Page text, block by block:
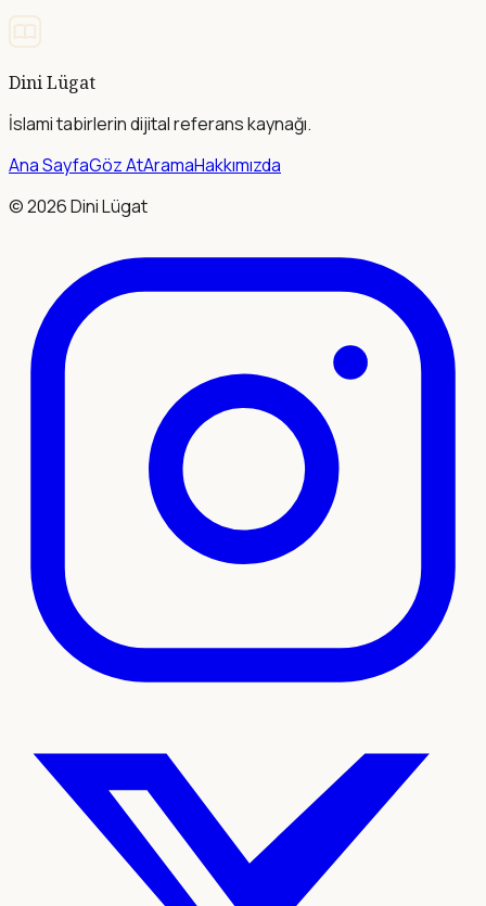
Dini Lügat
İslami tabirlerin dijital referans kaynağı.
Ana SayfaGöz AtAramaHakkımızda
©2026Dini Lügat